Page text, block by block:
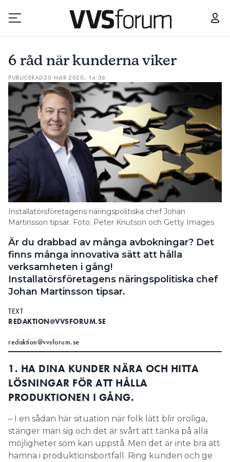
Prenumerera
Hantera prenumeration
Lediga jobb
Annonsera
Läs E-tidningen
Om tidningen
Kontakt
Information om GDPR
Search for:
6 råd när kunderna viker
PUBLICERAD20 MAR 2020, 14:36
Installatörsföretagens näringspolitiska chef Johan
Martinsson tipsar. Foto: Peter Knutson och Getty Images
Är du drabbad av många avbokningar? Det
finns många innovativa sätt att hålla
verksamheten i gång!
Installatörsföretagens näringspolitiska chef
Johan Martinsson tipsar.
TEXT
REDAKTION@VVSFORUM.SE
redaktion@vvsforum.se
1. HA DINA KUNDER NÄRA OCH HITTA
LÖSNINGAR FÖR ATT HÅLLA
PRODUKTIONEN I GÅNG.
– I en sådan här situation när folk lätt blir oroliga,
stänger man sig och det är svårt att tänka på alla
möjligheter som kan uppstå. Men det är inte bra att
hamna i produktionsbortfall. Ring kunden och ge
6 RÅD NÄR KUNDERNA VIKER